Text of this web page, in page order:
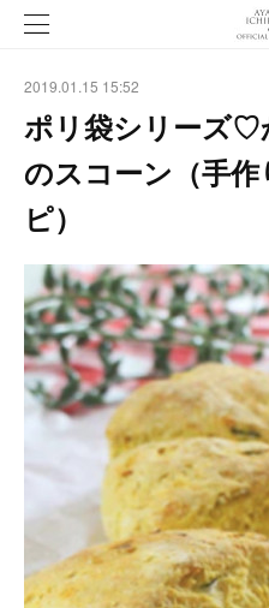
2019.01.15 15:52
ポリ袋シリーズ♡
のスコーン（手
ピ）